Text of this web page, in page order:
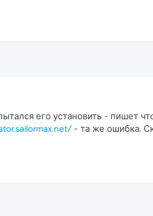
его установить - пишет
- та же ошибка.